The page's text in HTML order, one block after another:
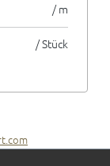
/ m
/ Stück